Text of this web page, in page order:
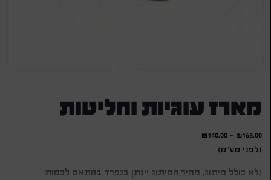
מארז עוגיות וחליטות
₪168.00
-
₪140.00
(לפני מע"מ)
(לא כולל מיתוג, מחיר המיתוג יינתן בנפרד בהתאם לכמות